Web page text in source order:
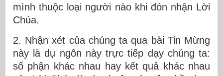
mình thuộc loại người nào khi đón nhận Lời
Chúa.
2. Nhận xét của chúng ta qua bài Tin Mừng
này là dụ ngôn này trực tiếp dạy chúng ta:
số phận khác nhau hay kết quả khác nhau